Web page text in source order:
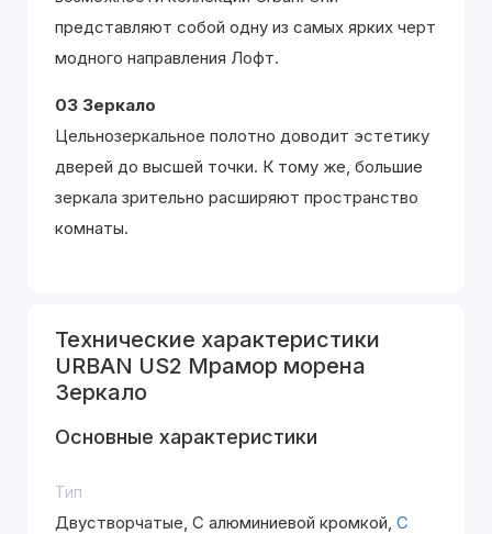
представляют собой одну из самых ярких черт
модного направления Лофт.
03 Зеркало
Цельнозеркальное полотно доводит эстетику
дверей до высшей точки. К тому же, большие
зеркала зрительно расширяют пространство
комнаты.
Технические характеристики
URBAN US2 Мрамор морена
Зеркало
Основные характеристики
Тип
Двустворчатые, С алюминиевой кромкой, С